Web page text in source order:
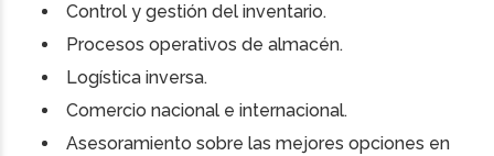
Control y gestión del inventario.
Procesos operativos de almacén.
Logística inversa.
Comercio nacional e internacional.
Asesoramiento sobre las mejores opciones en